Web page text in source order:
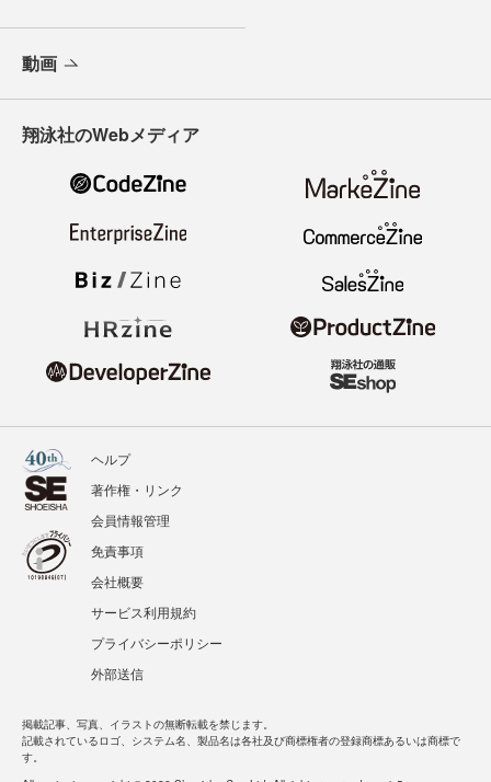
動画
翔泳社のWebメディア
ヘルプ
著作権・リンク
会員情報管理
免責事項
会社概要
サービス利用規約
プライバシーポリシー
外部送信
掲載記事、写真、イラストの無断転載を禁じます。
記載されているロゴ、システム名、製品名は各社及び商標権者の登録商標あるいは商標で
す。